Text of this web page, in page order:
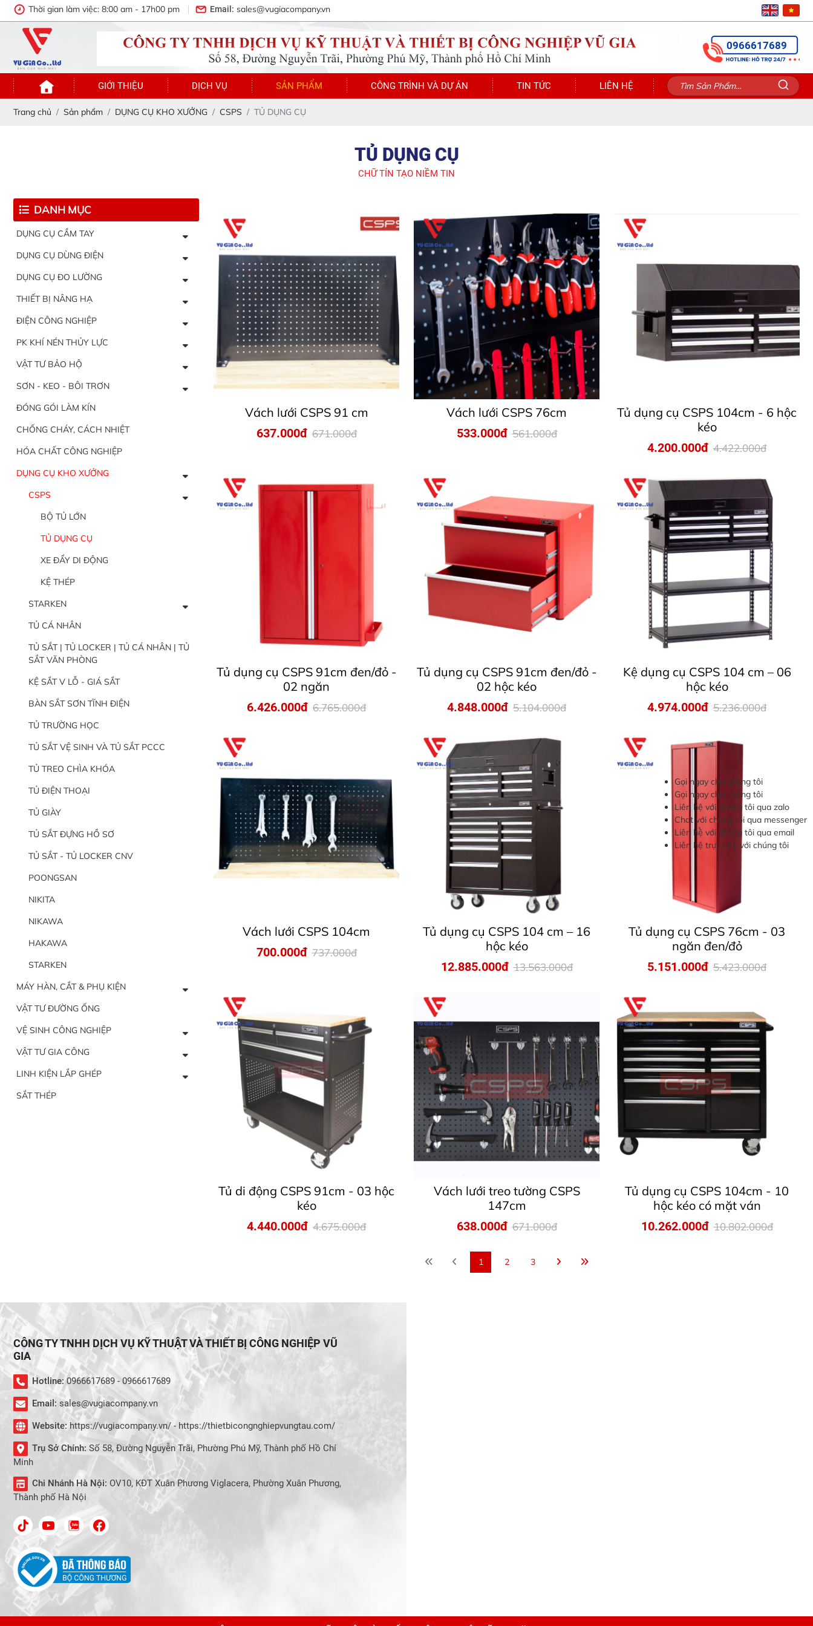
Thời gian làm việc: 8:00 am - 17h00 pm Email: sales@vugiacompany.vn
0966617689
GIỚI THIỆU DỊCH VỤ SẢN PHẨM CÔNG TRÌNH VÀ DỰ ÁN TIN TỨC LIÊN HỆ
Trang chủ Sản phẩm DỤNG CỤ KHO XƯỞNG CSPS TỦ DỤNG CỤ
TỦ DỤNG CỤ
CHỮ TÍN TẠO NIỀM TIN
DANH MỤC
DỤNG CỤ CẦM TAY
DỤNG CỤ DÙNG ĐIỆN
DỤNG CỤ ĐO LƯỜNG
THIẾT BỊ NÂNG HẠ
ĐIỆN CÔNG NGHIỆP
PK KHÍ NÉN THỦY LỰC
VẬT TƯ BẢO HỘ
SƠN - KEO - BÔI TRƠN
ĐÓNG GÓI LÀM KÍN
CHỐNG CHÁY, CÁCH NHIỆT
HÓA CHẤT CÔNG NGHIỆP
DỤNG CỤ KHO XƯỞNG
CSPS
BỘ TỦ LỚN
TỦ DỤNG CỤ
XE ĐẨY DI ĐỘNG
KỆ THÉP
STARKEN
TỦ CÁ NHÂN
TỦ SẮT | TỦ LOCKER | TỦ CÁ NHÂN | TỦ
SẮT VĂN PHÒNG
KỆ SẮT V LỖ - GIÁ SẮT
BÀN SẮT SƠN TĨNH ĐIỆN
TỦ TRƯỜNG HỌC
TỦ SẮT VỆ SINH VÀ TỦ SẮT PCCC
TỦ TREO CHÌA KHÓA
TỦ ĐIỆN THOẠI
TỦ GIÀY
TỦ SẮT ĐỰNG HỒ SƠ
TỦ SẮT - TỦ LOCKER CNV
POONGSAN
NIKITA
NIKAWA
HAKAWA
STARKEN
MÁY HÀN, CẮT & PHỤ KIỆN
VẬT TƯ ĐƯỜNG ỐNG
VỆ SINH CÔNG NGHIỆP
VẬT TƯ GIA CÔNG
LINH KIỆN LẮP GHÉP
SẮT THÉP
Vách lưới CSPS 91 cm
637.000đ 671.000đ
Vách lưới CSPS 76cm
533.000đ 561.000đ
Tủ dụng cụ CSPS 104cm - 6 hộc
kéo
4.200.000đ 4.422.000đ
Tủ dụng cụ CSPS 91cm đen/đỏ -
02 ngăn
6.426.000đ 6.765.000đ
Tủ dụng cụ CSPS 91cm đen/đỏ -
02 hộc kéo
4.848.000đ 5.104.000đ
Kệ dụng cụ CSPS 104 cm – 06
hộc kéo
4.974.000đ 5.236.000đ
Vách lưới CSPS 104cm
700.000đ 737.000đ
Tủ dụng cụ CSPS 104 cm – 16
hộc kéo
12.885.000đ 13.563.000đ
Tủ dụng cụ CSPS 76cm - 03
ngăn đen/đỏ
5.151.000đ 5.423.000đ
Tủ di động CSPS 91cm - 03 hộc
kéo
4.440.000đ 4.675.000đ
Vách lưới treo tường CSPS
147cm
638.000đ 671.000đ
Tủ dụng cụ CSPS 104cm - 10
hộc kéo có mặt ván
10.262.000đ 10.802.000đ
1 2 3
CÔNG TY TNHH DỊCH VỤ KỸ THUẬT VÀ THIẾT BỊ CÔNG NGHIỆP VŨ
GIA
Hotline:0966617689 - 0966617689
Email: sales@vugiacompany.vn
Website: https://vugiacompany.vn/ - https://thietbicongnghiepvungtau.com/
Trụ Sở Chính: Số 58, Đường Nguyễn Trãi, Phường Phú Mỹ, Thành phố Hồ Chí
Minh
Chi Nhánh Hà Nội: OV10, KĐT Xuân Phương Viglacera, Phường Xuân Phương,
Thành phố Hà Nội
Gọi ngay cho chúng tôi
Gọi ngay cho chúng tôi
Liên hệ với chúng tôi qua zalo
Chat với chúng tôi qua messenger
Liên hệ với chúng tôi qua email
Liên hệ trực tiếp với chúng tôi